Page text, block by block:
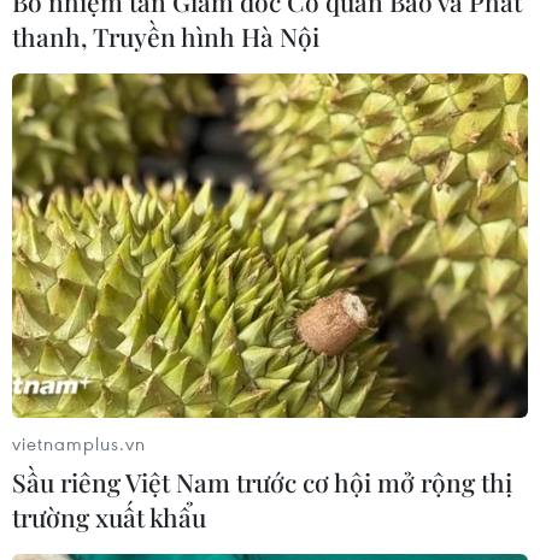
thanh, Truyền hình Hà Nội
vietnamplus.vn
Sầu riêng Việt Nam trước cơ hội mở rộng thị
trường xuất khẩu